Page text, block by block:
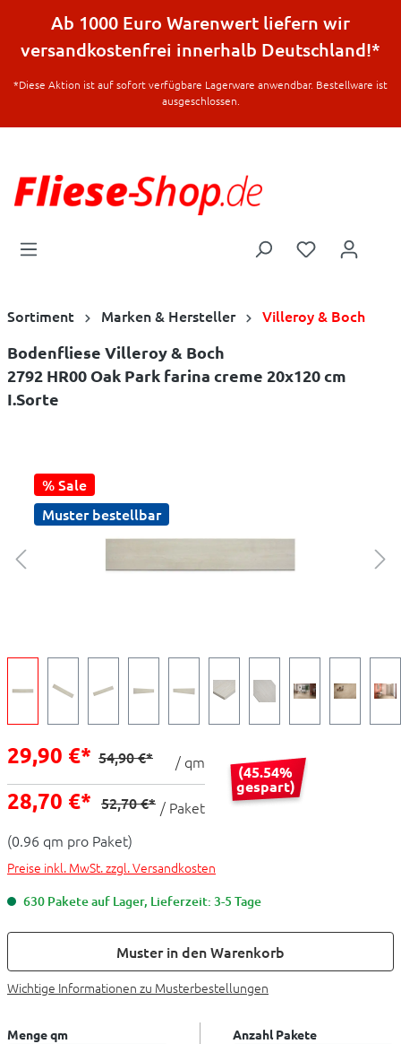
springen
Ab 1000 Euro Warenwert liefern wir
versandkostenfrei innerhalb Deutschland!*
*Diese Aktion ist auf sofort verfügbare Lagerware anwendbar. Bestellware ist
ausgeschlossen.
Sortiment Marken & Hersteller Villeroy & Boch
Bodenfliese Villeroy & Boch
2792 HR00 Oak Park farina creme 20x120 cm
I.Sorte
% Sale
Muster bestellbar
29,90 €* 54,90 €* / qm
28,70 €* 52,70 €* / Paket
(0.96 qm pro Paket)
(45.54%
gespart)
Preise inkl. MwSt. zzgl. Versandkosten
630 Pakete auf Lager, Lieferzeit: 3-5 Tage
Muster in den Warenkorb
Wichtige Informationen zu Musterbestellungen
Menge qm Anzahl Pakete